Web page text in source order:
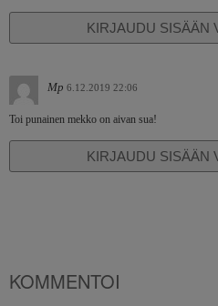
KIRJAUDU SISÄÄN
Mp 6.12.2019 22:06
Toi punainen mekko on aivan sua!
KIRJAUDU SISÄÄN
KOMMENTOI